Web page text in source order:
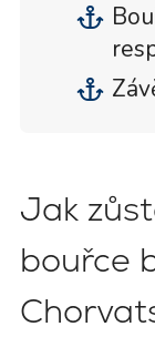
Jak
bouřce